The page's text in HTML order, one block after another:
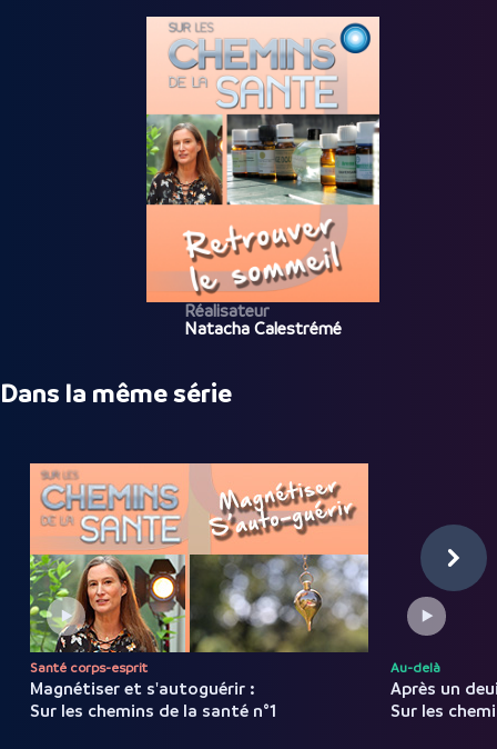
Réalisateur
Natacha Calestrémé
Dans la même série
Santé corps-esprit
Magnétiser et s'autoguérir :
Sur les chemins de la santé n°1
Au-delà
Après un
Sur les